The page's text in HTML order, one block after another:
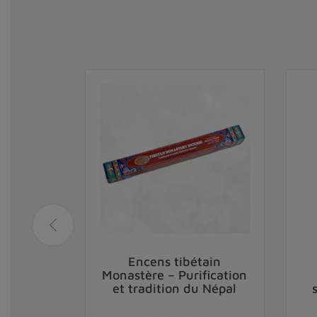
Encens tibétain
Monastère – Purification
et tradition du Népal